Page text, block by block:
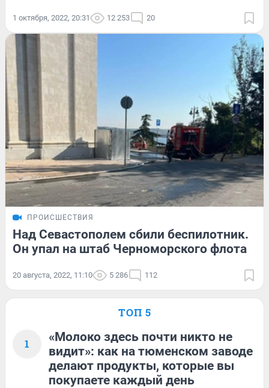
1 октября, 2022, 20:31 12 253 20
ПРОИСШЕСТВИЯ
Над Севастополем сбили беспилотник.
Он упал на штаб Черноморского флота
20 августа, 2022, 11:10 5 286 112
ТОП 5
1
«Молоко здесь почти никто не
видит»: как на тюменском заводе
делают продукты, которые вы
покупаете каждый день